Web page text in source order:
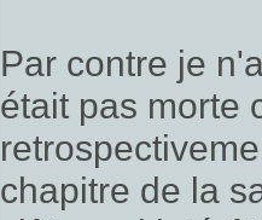
Par contre je
était pas morte
chapitre de la